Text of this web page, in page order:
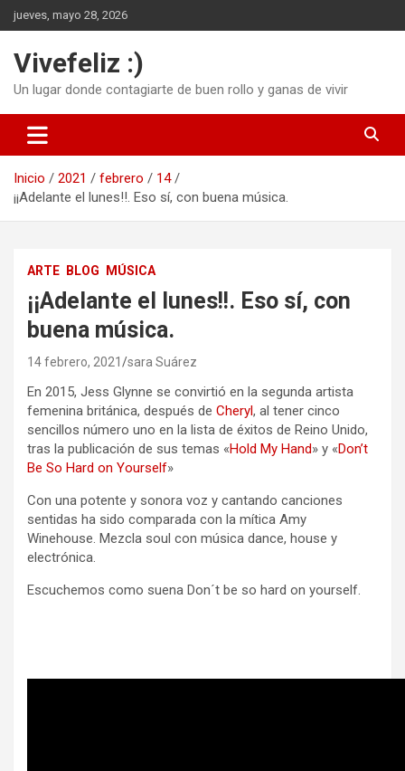
Saltar
al
jueves, mayo 28, 2026
Vivefeliz :)
Un lugar donde contagiarte de buen rollo y ganas de vivir
Inicio 2021 febrero
14
¡¡Adelante el lunes!!. Eso sí, con buena música.
ARTE BLOG MÚSICA
¡¡Adelante el lunes!!. Eso sí, con
buena música.
14 febrero, 2021 sara Suárez
En 2015, Jess Glynne se convirtió en la segunda artista
femenina británica, después de Cheryl, al tener cinco
sencillos número uno en la lista de éxitos de Reino Unido,
tras la publicación de sus temas «Hold My Hand» y «Don’t
Be So Hard on Yourself»
Con una potente y sonora voz y cantando canciones
sentidas ha sido comparada con la mítica Amy
Winehouse. Mezcla soul con música dance, house y
electrónica.
Escuchemos como suena Don´t be so hard on yourself.